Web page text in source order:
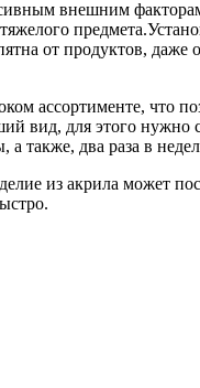
внешним
от продуктов,
ассортименте, что
вид, для этого
два раза в
из акрила может